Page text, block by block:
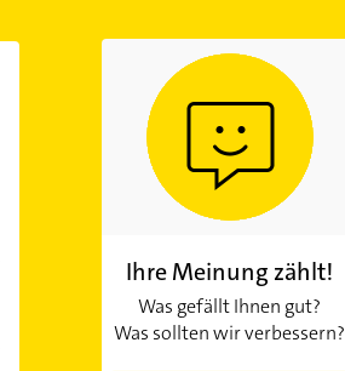
Ihre Meinung zählt!
Was gefällt Ihnen gut?
Was sollten wir verbessern?